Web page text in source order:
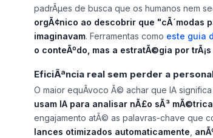
padrÃµes de busca que os humanos nem
orgÃ¢nico ao descobrir que "cÃ´modas
imaginavam. Ferramentas como este guia
o conteÃºdo, mas a estratÃ©gia por
EficiÃªncia real sem perder a
O maior equÃ­voco Ã© achar que IA
usam IA para analisar nÃ£o sÃ³
engajamento atÃ© as palavras-chave que
lances otimizados automaticamente